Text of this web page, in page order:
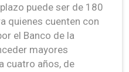
puede ser de 180
quienes cuenten con
el Banco de la
mayores
cuatro años, de